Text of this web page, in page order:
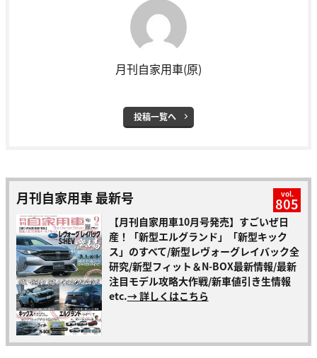
月刊自家用車(原)
投稿一覧へ
月刊自家用車 最新号 vol.
805
【月刊自家用車10月号発売】すごいぜ日
産！「新型エルグランド」「新型キック
ス」のすべて/新型レヴォーグレイバック全
研究/新型フィット＆N-BOX最新情報/最新
注目モデル攻略大作戦/新車値引き生情報
etc.→ 詳しくはこちら